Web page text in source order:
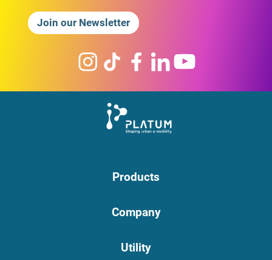
Join our Newsletter
Products
Company
Utility